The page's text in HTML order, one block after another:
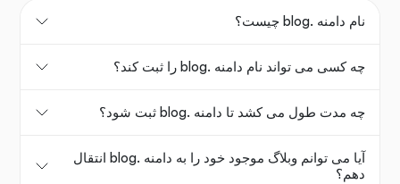
نام دامنه .blog چیست؟
چه کسی می تواند نام دامنه .blog را ثبت کند؟
چه مدت طول می کشد تا دامنه .blog ثبت شود؟
آیا می توانم وبلاگ موجود خود را به دامنه .blog انتقال
دهم؟